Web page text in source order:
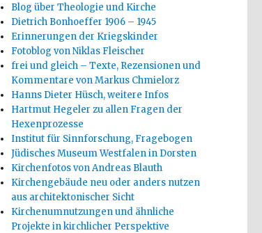
Blog über Theologie und Kirche
Dietrich Bonhoeffer 1906 – 1945
Erinnerungen der Kriegskinder
Fotoblog von Niklas Fleischer
frei und gleich – Texte, Rezensionen und
Kommentare von Markus Chmielorz
Hanns Dieter Hüsch, weitere Infos
Hartmut Hegeler zu allen Fragen der
Hexenprozesse
Institut für Sinnforschung, Fragebogen
Jüdisches Museum Westfalen in Dorsten
Kirchenfotos von Andreas Blauth
Kirchengebäude neu oder anders nutzen
aus architektonischer Sicht
Kirchenumnutzungen und ähnliche
Projekte in kirchlicher Perspektive